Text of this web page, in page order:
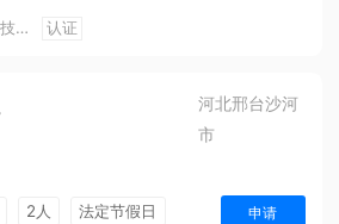
河北众杰网络科技有限公司
认证
河北邢台沙河
市
2人
法定节假日
申请